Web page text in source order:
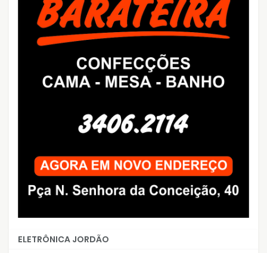
ELETRÔNICA JORDÃO